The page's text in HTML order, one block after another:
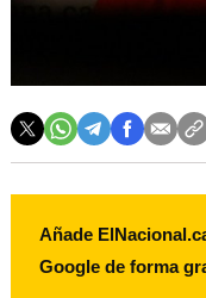
Añade
Google de forma